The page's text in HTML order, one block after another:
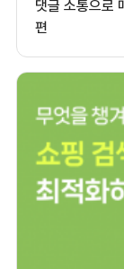
댓글 소통으로
편